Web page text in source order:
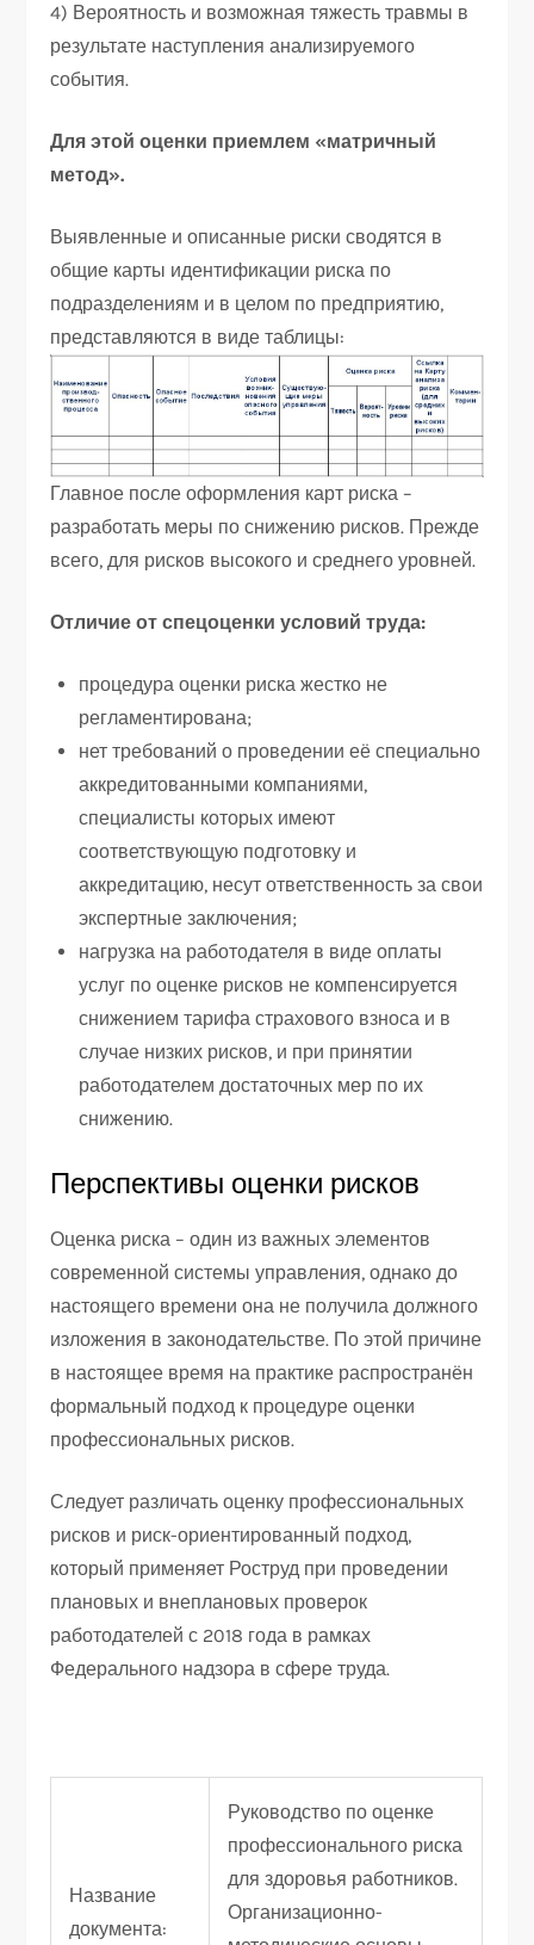
4) Вероятность и возможная тяжесть травмы в
результате наступления анализируемого
события.
Для этой оценки приемлем «матричный
метод».
Выявленные и описанные риски сводятся в
общие карты идентификации риска по
подразделениям и в целом по предприятию,
представляются в виде таблицы:
Главное после оформления карт риска –
разработать меры по снижению рисков. Прежде
всего, для рисков высокого и среднего уровней.
Отличие от спецоценки условий труда:
процедура оценки риска жестко не
регламентирована;
нет требований о проведении её специально
аккредитованными компаниями,
специалисты которых имеют
соответствующую подготовку и
аккредитацию, несут ответственность за свои
экспертные заключения;
нагрузка на работодателя в виде оплаты
услуг по оценке рисков не компенсируется
снижением тарифа страхового взноса и в
случае низких рисков, и при принятии
работодателем достаточных мер по их
снижению.
Перспективы оценки рисков
Оценка риска – один из важных элементов
современной системы управления, однако до
настоящего времени она не получила должного
изложения в законодательстве. По этой причине
в настоящее время на практике распространён
формальный подход к процедуре оценки
профессиональных рисков.
Следует различать оценку профессиональных
рисков и риск-ориентированный подход,
который применяет Роструд при проведении
плановых и внеплановых проверок
работодателей с 2018 года в рамках
Федерального надзора в сфере труда.
Название
документа:
Руководство по оценке
профессионального риска
для здоровья работников.
Организационно-